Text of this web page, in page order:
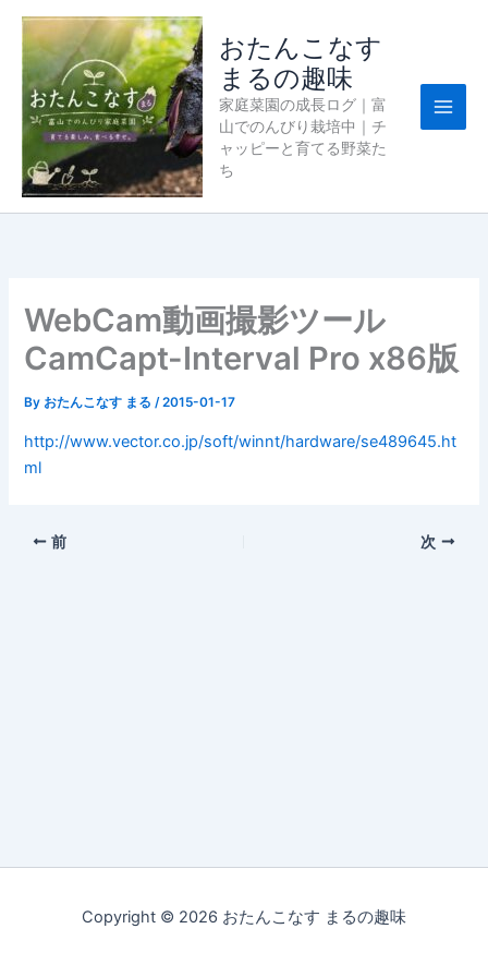
おたんこなす
まるの趣味
家庭菜園の成長ログ｜富
山でのんびり栽培中｜チ
ャッピーと育てる野菜た
ち
WebCam動画撮影ツール
CamCapt-Interval Pro x86版
By おたんこなす まる/2015-01-17
http://www.vector.co.jp/soft/winnt/hardware/se489645.ht
ml
前 次
Copyright © 2026 おたんこなす まるの趣味